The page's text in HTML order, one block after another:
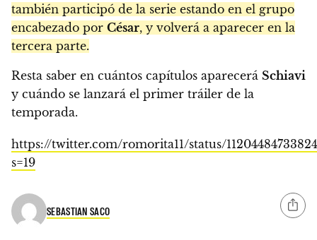
también participó de la serie estando en el grupo
encabezado por César, y volverá a aparecer en la
tercera parte.
Resta saber en cuántos capítulos aparecerá Schiavi
y cuándo se lanzará el primer tráiler de la
temporada.
https://twitter.com/romorita11/status/
s=19
SEBASTIAN SACO